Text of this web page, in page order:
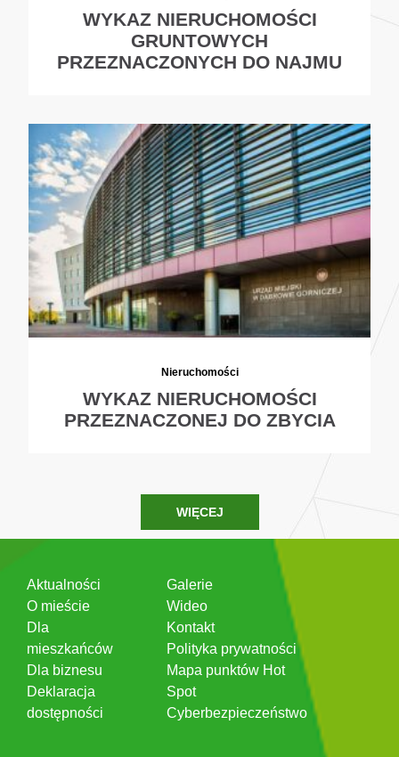
WYKAZ NIERUCHOMOŚCI
GRUNTOWYCH
PRZEZNACZONYCH DO NAJMU
Nieruchomości
WYKAZ NIERUCHOMOŚCI
PRZEZNACZONEJ DO ZBYCIA
WIĘCEJ
Aktualności
O mieście
Dla
mieszkańców
Dla biznesu
Deklaracja
dostępności
Galerie
Wideo
Kontakt
Polityka prywatności
Mapa punktów Hot
Spot
Cyberbezpieczeństwo